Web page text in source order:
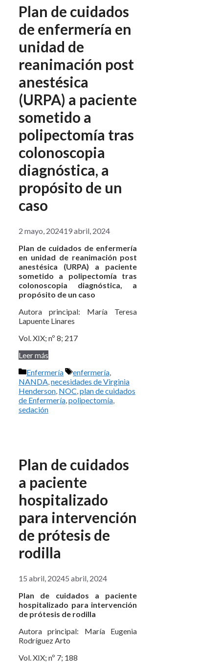
Plan de cuidados
de enfermería en
unidad de
reanimación post
anestésica
(URPA) a paciente
sometido a
polipectomía tras
colonoscopia
diagnóstica, a
propósito de un
caso
2 mayo, 202419 abril, 2024
Plan de cuidados de enfermería
en unidad de reanimación post
anestésica (URPA) a paciente
sometido a polipectomía tras
colonoscopia diagnóstica, a
propósito de un caso
Autora principal: María Teresa
Lapuente Linares
Vol. XIX; nº 8; 217
Leer más
Categorías
Enfermería Etiquetas
enfermería,
NANDA,necesidades de Virginia
Henderson, NOC,plan de cuidados
de Enfermería,polipectomía,
sedación
Plan de cuidados
a paciente
hospitalizado
para intervención
de prótesis de
rodilla
15 abril, 20245 abril, 2024
Plan de cuidados a paciente
hospitalizado para intervención
de prótesis de rodilla
Autora principal: María Eugenia
Rodríguez Arto
Vol. XIX; nº 7; 188